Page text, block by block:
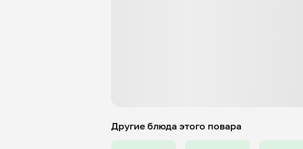
Другие блюда этого повара